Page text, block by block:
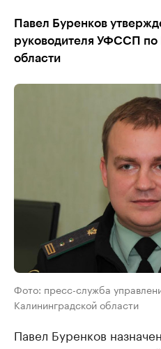
Павел Буренков
руководителя УФССП по
области
Фото: пресс-служба
Калининградской области
Павел Буренков